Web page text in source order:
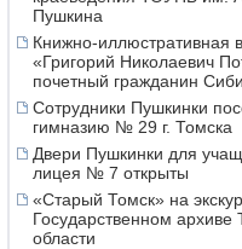
Пушкина
Книжно-иллюстративная
«Григорий Николаевич
почетный гражданин
Сотрудники Пушкинки
гимназию № 29 г. Томска
Двери Пушкинки для
лицея № 7 открыты
«Старый Томск» на
Государственном архиве
области